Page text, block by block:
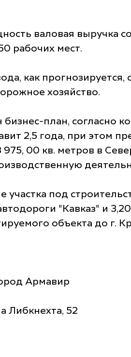
валовая выручка
рабочих мест.
как
хозяйство.
план, согласно
2,5 года, при этом
00 кв. метров в
под
"Кавказ" и
объекта до г.
Армавир
Либкнехта, 52